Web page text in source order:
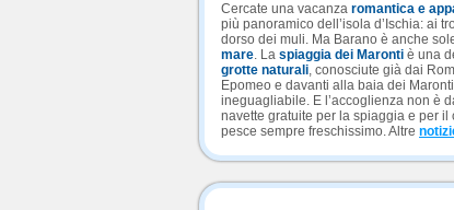
Cercate una vacanza romantica e
più panoramico dell’isola d’Ischia: ai
dorso dei muli. Ma Barano è anche
mare. La spiaggia dei Maronti è una
grotte naturali, conosciute già dai
Epomeo e davanti alla baia dei
ineguagliabile. E l’accoglienza non è
navette gratuite per la spiaggia e per
pesce sempre freschissimo. Altre